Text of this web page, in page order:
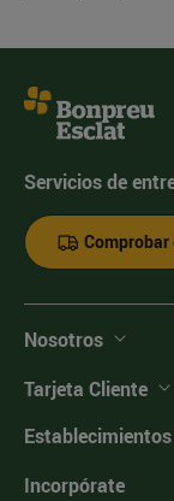
Servicios de
Nosotros
Tarjeta Cliente
Establecimientos
Incorpórate